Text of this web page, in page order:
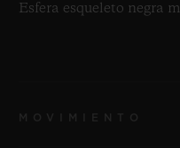
Esfera esqueleto negra